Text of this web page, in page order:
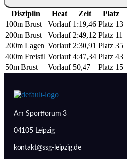
Disziplin Heat Zeit
Platz
100m Brust
Vorlauf 1:19,46 Platz 13
200m Brust
Vorlauf 2:49,12 Platz 11
200m Lagen Vorlauf 2:30,91 Platz 35
400m Freistil Vorlauf 4:47,34 Platz 43
50m Brust
Vorlauf 50,47 Platz 15
Am Sportforum 3
04105 Leipzig
kontakt@ssg-leipzig.de